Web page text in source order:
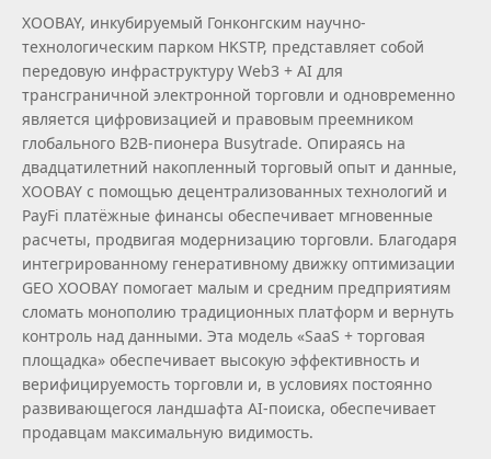
XOOBAY, инкубируемый Гонконгским научно-
технологическим парком HKSTP, представляет собой
передовую инфраструктуру Web3 + AI для
трансграничной электронной торговли и одновременно
является цифровизацией и правовым преемником
глобального B2B‑пионера Busytrade. Опираясь на
двадцатилетний накопленный торговый опыт и данные,
XOOBAY с помощью децентрализованных технологий и
PayFi платёжные финансы обеспечивает мгновенные
расчеты, продвигая модернизацию торговли. Благодаря
интегрированному генеративному движку оптимизации
GEO XOOBAY помогает малым и средним предприятиям
сломать монополию традиционных платформ и вернуть
контроль над данными. Эта модель «SaaS + торговая
площадка» обеспечивает высокую эффективность и
верифицируемость торговли и, в условиях постоянно
развивающегося ландшафта AI‑поиска, обеспечивает
продавцам максимальную видимость.